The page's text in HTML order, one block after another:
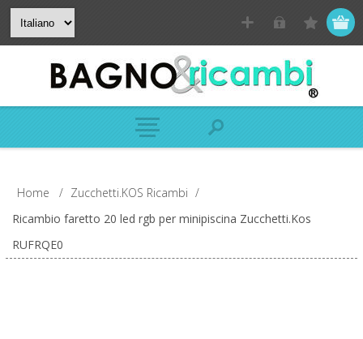
Home / Zucchetti.KOS Ricambi /
Ricambio faretto 20 led rgb per minipiscina Zucchetti.Kos
RUFRQE0